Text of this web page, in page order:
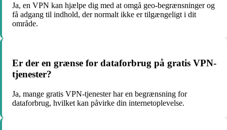
Ja, en VPN kan hjælpe dig med at omgå geo-begrænsninger og
få adgang til indhold, der normalt ikke er tilgængeligt i dit
område.
Er der en grænse for dataforbrug på gratis VPN-
tjenester?
Ja, mange gratis VPN-tjenester har en begrænsning for
dataforbrug, hvilket kan påvirke din internetoplevelse.